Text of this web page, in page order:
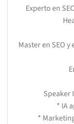
Experto en
Master en SEO
Speaker
* IA
*